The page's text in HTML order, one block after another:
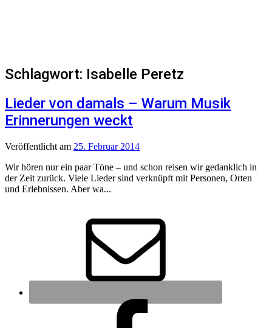
Schlagwort: Isabelle Peretz
Lieder von damals – Warum Musik
Erinnerungen weckt
Veröffentlicht am 25. Februar 2014
Wir hören nur ein paar Töne – und schon reisen wir gedanklich in
der Zeit zurück. Viele Lieder sind verknüpft mit Personen, Orten
und Erlebnissen. Aber wa...